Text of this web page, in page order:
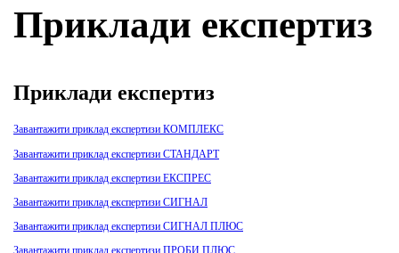
Skip
content
Приклади експертиз
Приклади експертиз
Завантажити приклад експертизи КОМПЛЕКС
Завантажити приклад експертизи СТАНДАРТ
Завантажити приклад експертизи ЕКСПРЕС
Завантажити приклад експертизи СИГНАЛ
Завантажити приклад експертизи СИГНАЛ ПЛЮС
Завантажити приклад експертизи ПРОБИ ПЛЮС